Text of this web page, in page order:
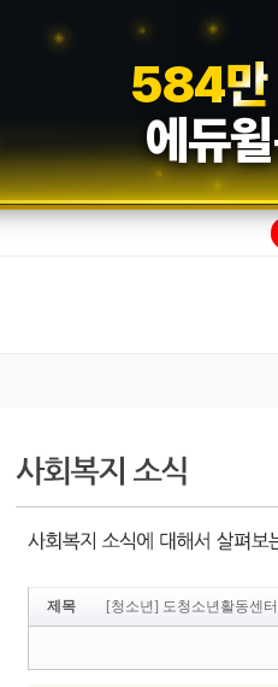
587만
에듀윌
제목 [청소년] 도청소년활동센